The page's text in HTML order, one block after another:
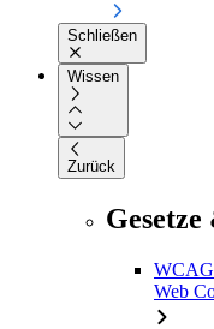
Schließen
Wissen
Zurück
WCAG
Web